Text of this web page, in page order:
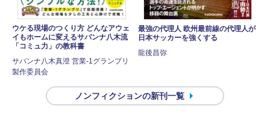
ウケる現場のつくり方 どんなアウェ
イもホームに変えるサバンナ八木流
「コミュ力」の教科書
サバンナ八木真澄 営業-1グランプリ
製作委員会
最強の代理人 欧州最前線の代理人が
日本サッカーを強くする
龍後昌弥
ノンフィクションの新刊一覧